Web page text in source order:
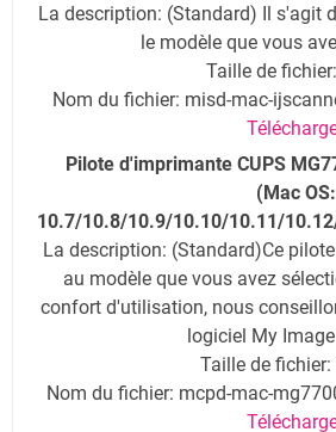
La description: (Standard) Il s'agit
le modèle que vous
Taille de
Nom du fichier: misd-mac-
Pilote d'imprimante CUPS
(Mac OS:
10.7/10.8/10.9/10.10/10.11/
La description: (Standard)Ce
au modèle que vous avez
confort d'utilisation, nous
logiciel My
Taille de fichier:
Nom du fichier: mcpd-mac-